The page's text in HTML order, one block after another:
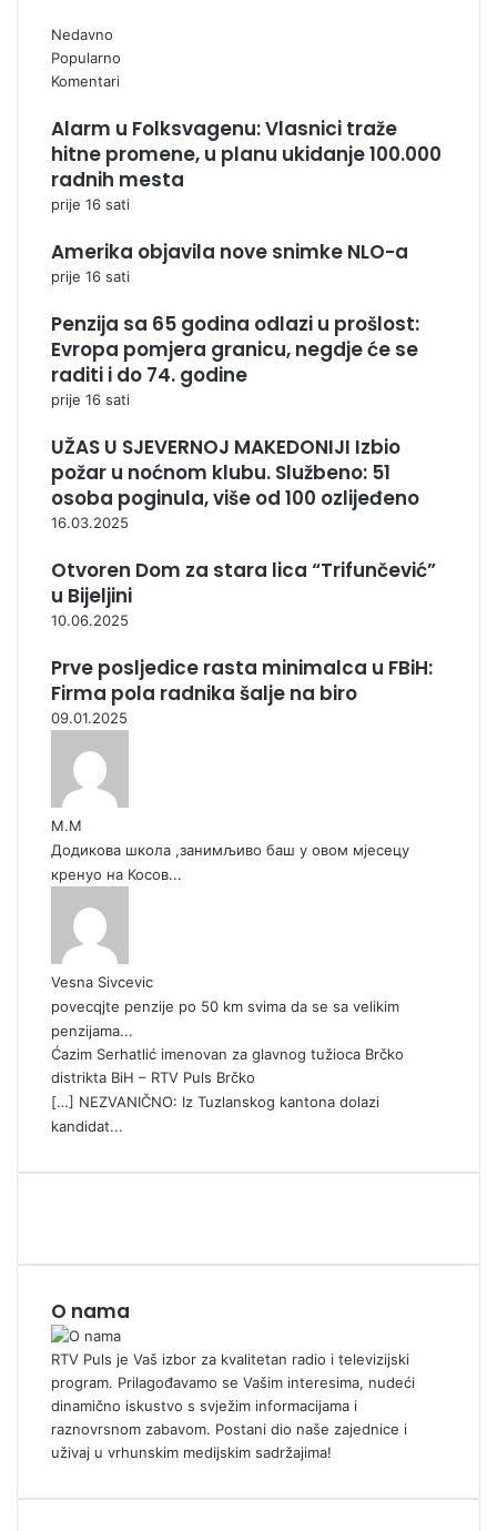
Nedavno
Popularno
Komentari
Alarm u Folksvagenu: Vlasnici traže
hitne promene, u planu ukidanje 100.000
radnih mesta
prije 16 sati
Amerika objavila nove snimke NLO-a
prije 16 sati
Penzija sa 65 godina odlazi u prošlost:
Evropa pomjera granicu, negdje će se
raditi i do 74. godine
prije 16 sati
UŽAS U SJEVERNOJ MAKEDONIJI Izbio
požar u noćnom klubu. Službeno: 51
osoba poginula, više od 100 ozlijeđeno
16.03.2025
Otvoren Dom za stara lica “Trifunčević”
u Bijeljini
10.06.2025
Prve posljedice rasta minimalca u FBiH:
Firma pola radnika šalje na biro
09.01.2025
М.М
Додикова школа ,занимљиво баш у овом мјесецу
кренуо на Косов...
Vesna Sivcevic
povecqjte penzije po 50 km svima da se sa velikim
penzijama...
Ćazim Serhatlić imenovan za glavnog tužioca Brčko
distrikta BiH – RTV Puls Brčko
[…] NEZVANIČNO: Iz Tuzlanskog kantona dolazi
kandidat...
O nama
RTV Puls je Vaš izbor za kvalitetan radio i televizijski
program. Prilagođavamo se Vašim interesima, nudeći
dinamično iskustvo s svježim informacijama i
raznovrsnom zabavom. Postani dio naše zajednice i
uživaj u vrhunskim medijskim sadržajima!